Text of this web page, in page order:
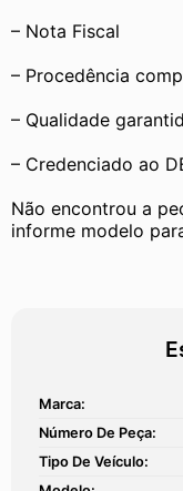
– Nota Fiscal
– Procedência
– Qualidade
– Credenciado ao
Não encontrou a
informe modelo
Marca:
Número De Peça:
Tipo De Veículo: